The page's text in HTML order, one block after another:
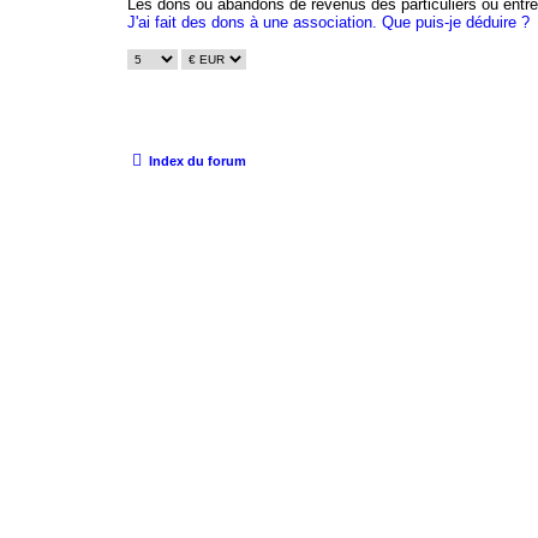
Les dons ou abandons de revenus des particuliers ou
J'ai fait des dons à une association. Que puis-je déduire ?
Index du forum